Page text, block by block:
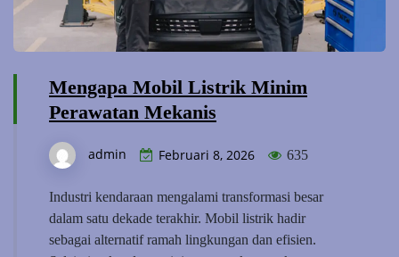
Mengapa Mobil Listrik Minim
Perawatan Mekanis
admin Februari 8, 2026 635
Industri kendaraan mengalami transformasi besar
dalam satu dekade terakhir. Mobil listrik hadir
sebagai alternatif ramah lingkungan dan efisien.